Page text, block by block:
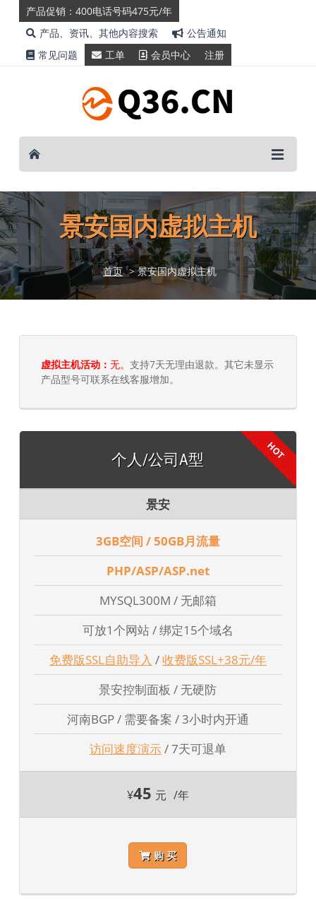
产品促销：400电话号码475元/年
产品、资讯、其他内容搜索
公告通知
常见问题
工单 会员中心 注册
景安国内虚拟主机
首页 > 景安国内虚拟主机
虚拟主机活动： 无。 支持7天无理由退款。其它未显示
产品型号可联系在线客服增加。
个人/公司A型
景安
3GB空间 / 50GB月流量
PHP/ASP/ASP.net
MYSQL300M / 无邮箱
可放1个网站 / 绑定15个域名
免费版SSL自助导入 /收费版SSL+38元/年
景安控制面板 / 无硬防
河南BGP / 需要备案 / 3小时内开通
访问速度演示/ 7天可退单
¥45 元 /年
购 买